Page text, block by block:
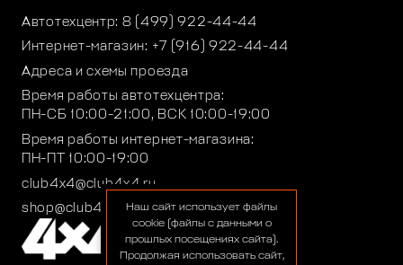
Автотехцентр: 8 (499) 922-44-44
Интернет-магазин: +7 (916) 922-44-44
Адреса и схемы проезда
Время работы автотехцентра:
ПН-СБ 10:00-21:00, ВСК 10:00-19:00
Время работы интернет-магазина:
ПН-ПТ 10:00-19:00
club4x4@club4x4.ru
shop@club4x4.ruНаш сайт использует файлы
cookie (файлы с данными о
прошлых посещениях сайта).
Продолжая использовать сайт,